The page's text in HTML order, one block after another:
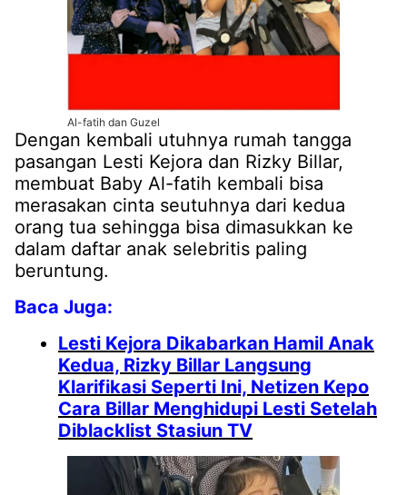
Al-fatih dan Guzel
Dengan kembali utuhnya rumah tangga
pasangan Lesti Kejora dan Rizky Billar,
membuat Baby Al-fatih kembali bisa
merasakan cinta seutuhnya dari kedua
orang tua sehingga bisa dimasukkan ke
dalam daftar anak selebritis paling
beruntung.
Baca Juga:
Lesti Kejora Dikabarkan Hamil Anak
Kedua, Rizky Billar Langsung
Klarifikasi Seperti Ini, Netizen Kepo
Cara Billar Menghidupi Lesti Setelah
Diblacklist Stasiun TV